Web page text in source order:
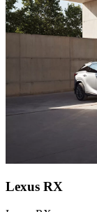
Lexus RX